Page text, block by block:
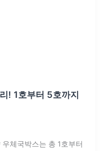
! 1호부터 5호까지
체국박스는 총 1호부터